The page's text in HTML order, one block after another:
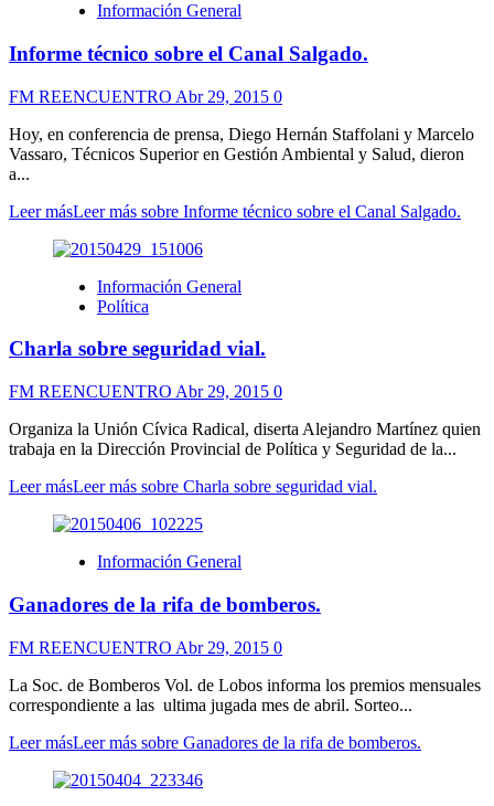
Información General
Informe técnico sobre el Canal Salgado.
FM REENCUENTRO Abr 29, 2015 0
Hoy, en conferencia de prensa, Diego Hernán Staffolani y Marcelo
Vassaro, Técnicos Superior en Gestión Ambiental y Salud, dieron
a...
Leer másLeer más sobre Informe técnico sobre el Canal Salgado.
Información General
Política
Charla sobre seguridad vial.
FM REENCUENTRO Abr 29, 2015 0
Organiza la Unión Cívica Radical, diserta Alejandro Martínez quien
trabaja en la Dirección Provincial de Política y Seguridad de la...
Leer másLeer más sobre Charla sobre seguridad vial.
Información General
Ganadores de la rifa de bomberos.
FM REENCUENTRO Abr 29, 2015 0
La Soc. de Bomberos Vol. de Lobos informa los premios mensuales
correspondiente a las ultima jugada mes de abril. Sorteo...
Leer másLeer más sobre Ganadores de la rifa de bomberos.